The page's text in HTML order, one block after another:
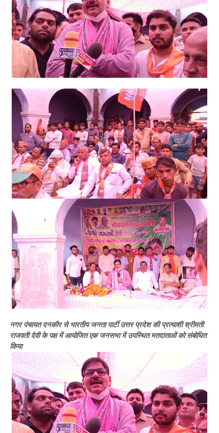
नगर पंचायत दनकौर से भारतीय जनता पार्टी उत्तर प्रदेश की प्रत्याशी श्रीमती
राजवती देवी के पक्ष में आयोजित एक जनसभा में उपस्थित मतदाताओं को संबोधित
किया